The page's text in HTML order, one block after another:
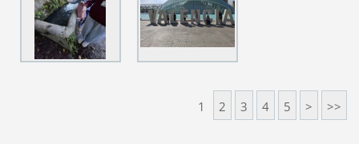
1 2 3 4 5 > >>